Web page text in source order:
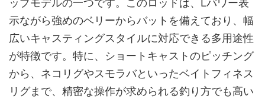
ップモデルの一つです。このロッドは、Lパワー表
示ながら強めのベリーからバットを備えており、幅
広いキャスティングスタイルに対応できる多用途性
が特徴です。特に、ショートキャストのピッチング
から、ネコリグやスモラバといったベイトフィネス
リグまで、精密な操作が求められる釣り方でも高い